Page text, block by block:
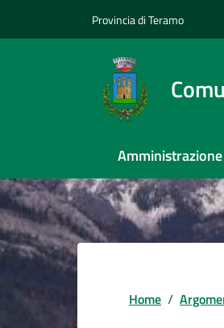
Provincia di Teramo
Amministrazione
Home /